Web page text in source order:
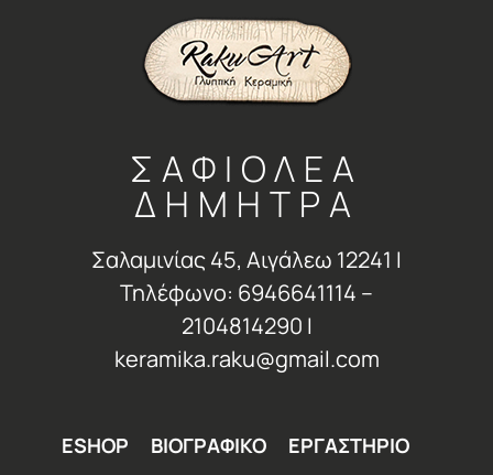
ΣΑΦΙΟΛΕΑ
ΔΗΜΗΤΡΑ
Σαλαμινίας 45, Αιγάλεω 12241 Ι
Τηλέφωνο: 6946641114 –
2104814290 Ι
keramika.raku@gmail.com
ESHOP ΒΙΟΓΡΑΦΙΚΟ ΕΡΓΑΣΤΗΡΙΟ